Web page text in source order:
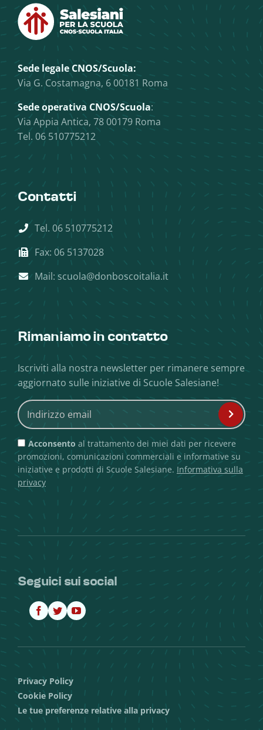
Sede legale CNOS/Scuola:
Via G. Costamagna, 6 00181 Roma
Sede operativa CNOS/Scuola:
Via Appia Antica, 78 00179 Roma
Tel. 06 510775212
Contatti
Tel. 06 510775212
Fax: 06 5137028
Mail: scuola@donboscoitalia.it
Rimaniamo in contatto
Iscriviti alla nostra newsletter per rimanere sempre
aggiornato sulle iniziative di Scuole Salesiane!
Acconsento al trattamento dei miei dati per ricevere
promozioni, comunicazioni commerciali e informative su
iniziative e prodotti di Scuole Salesiane. Informativa sulla
privacy
Seguici sui social
Privacy Policy
Cookie Policy
Le tue preferenze relative alla privacy